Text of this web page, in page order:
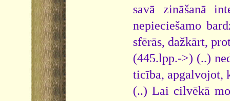
savā zināšanā
nepieciešamo
sfērās, dažkārt,
(445.lpp.->) (..)
ticība, apgalvojot,
(..) Lai cilvēkā